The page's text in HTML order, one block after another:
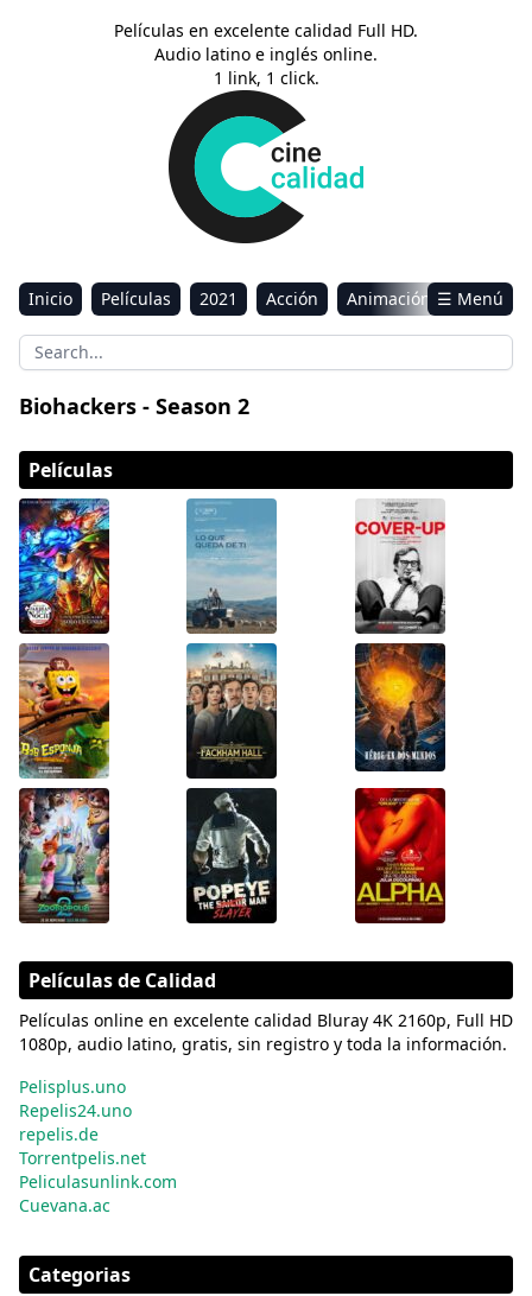
Películas en excelente calidad Full HD.
Audio latino e inglés online.
1 link, 1 click.
Inicio Películas 2021 Acción
Animación
Aventura
Ciencia ficción Comedia
Drama
☰ Menú
Biohackers - Season 2
Películas
Películas de Calidad
Películas online en excelente calidad Bluray 4K 2160p, Full HD
1080p, audio latino, gratis, sin registro y toda la información.
Pelisplus.uno
Repelis24.uno
repelis.de
Torrentpelis.net
Peliculasunlink.com
Cuevana.ac
Categorias